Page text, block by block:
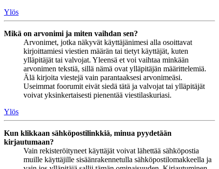
Ylös
Mikä on arvonimi ja miten vaihdan sen?
Arvonimet, jotka näkyvät käyttäjänimesi alla osoittavat
kirjoittamiesi viestien määrän tai tietyt käyttäjät, kuten
ylläpitäjät tai valvojat. Yleensä et voi vaihtaa minkään
arvonimen tekstiä, sillä nämä ovat ylläpitäjän määrittelemiä.
Älä kirjoita viestejä vain parantaaksesi arvonimeäsi.
Useimmat foorumit eivät siedä tätä ja valvojat tai ylläpitäjät
voivat yksinkertaisesti pienentää viestilaskuriasi.
Ylös
Kun klikkaan sähköpostilinkkiä, minua pyydetään
kirjautumaan?
Vain rekisteröityneet käyttäjät voivat lähettää sähköpostia
muille käyttäjille sisäänrakennetulla sähköpostilomakkeella ja